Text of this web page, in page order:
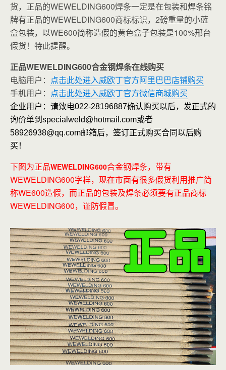
货，正品的WEWELDING600焊条一定是在包装和焊条铭
牌有正品的WEWELDING600商标标识，2磅重量的小蓝
盒包装，以WE600简称造假的黄色盒子包装是100%邢台
假货！特此提醒。
正品WEWELDING600合金钢焊条在线购买
电脑用户： 点击此处进入威欧丁官方阿里巴巴店铺购买
手机用户： 点击此处进入威欧丁官方微信商城购买
企业用户：请致电022-28196887确认购买以后，发正式的
询价单到specialweld@hotmail.com或者
58926938@qq.com邮箱后，签订正式购买合同以后购
买！
下图为正品WEWELDING600合金钢焊条，带有
WEWELDING600字样，现在市面有很多假货利用推广简
称WE600造假，而正品的包装及焊条必须要有正品商标
WEWELDING600，谨防假冒。